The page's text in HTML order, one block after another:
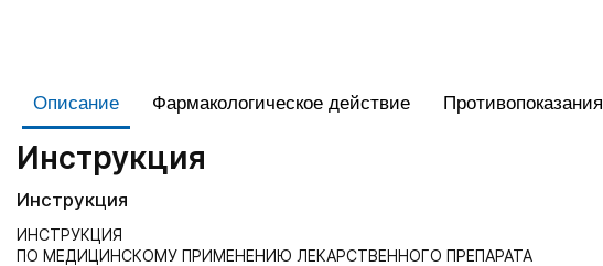
Описание Фармакологическое действие Противопоказания
Инструкция
Инструкция
ИНСТРУКЦИЯ
ПО МЕДИЦИНСКОМУ ПРИМЕНЕНИЮ ЛЕКАРСТВЕННОГО ПРЕПАРАТА